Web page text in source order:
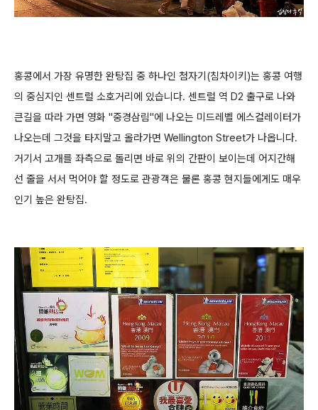
홍콩에서 가장 유명한 완탕집 중 하나인 첨자기(침차이키)는 홍콩 여행
의 중심지인 센트럴 소호거리에 있습니다. 센트럴 역 D2 출구로 나와
큰길을 따라 가면 영화 "중경삼림"에 나오는 미드레벨 에스컬레이터가
나오는데 그것을 타지말고 올라가면 Wellington Street가 나옵니다.
거기서 고개를 좌측으로 돌리면 바로 위의 간판이 보이는데 어지간해
선 줄을 서서 먹어야 할 정도로 관광객은 물론 홍콩 현지들에게도 매우
인기 높은 완탕집.